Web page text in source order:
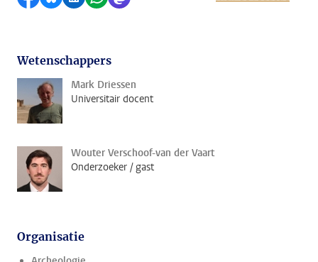
Wetenschappers
Mark Driessen
Universitair docent
Wouter Verschoof-van der Vaart
Onderzoeker / gast
Organisatie